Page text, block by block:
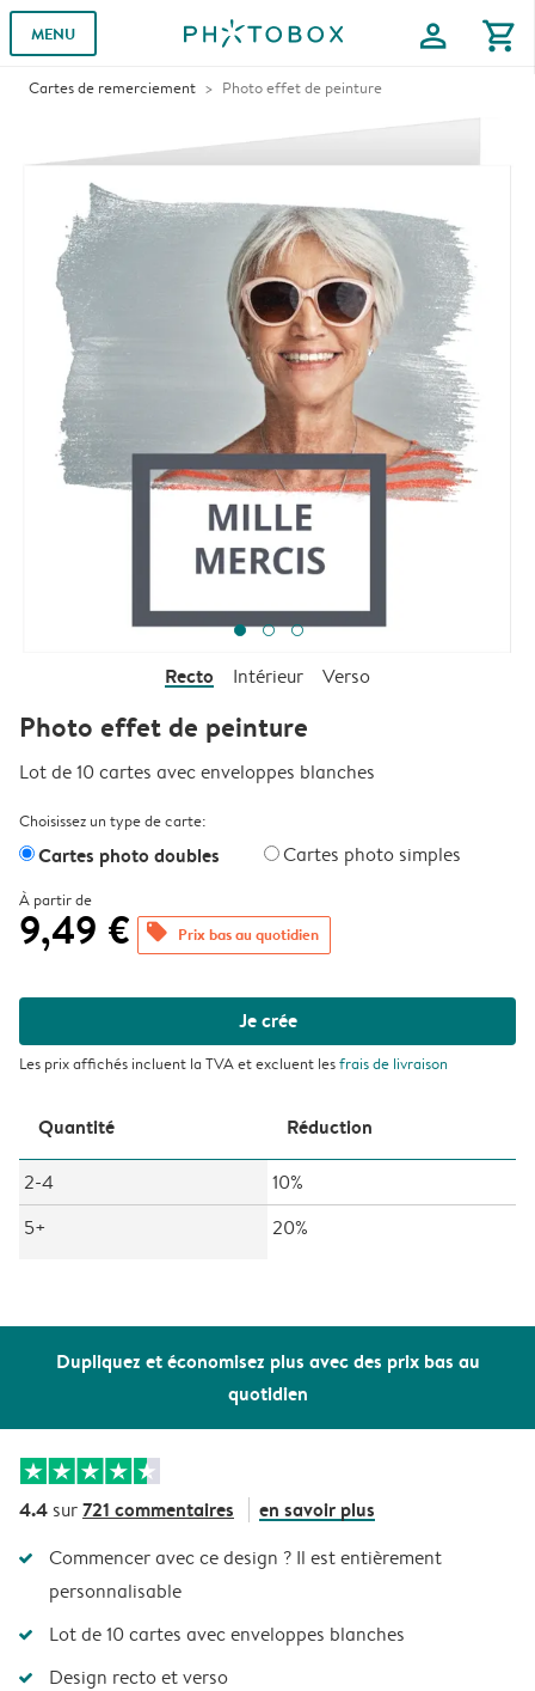
MENU profile shopping_cart
Cartes de remerciement Photo effet de peinture
Dupliquez et économisez plus avec des prix bas au
quotidien
Recto Intérieur Verso
Photo effet de peinture
Lot de 10 cartes avec enveloppes blanches
Choisissez un type de carte:
Cartes photo doubles Cartes photo simples
À partir de
9,49 € offers Prix bas au quotidien
Je crée
Les prix affichés incluent la TVA et excluent lesfrais de livraison
Quantité Réduction
2-4
10%
5+
20%
4.4 sur721 commentaires en savoir plus
Commencer avec ce design ? Il est entièrement
personnalisable
Lot de 10 cartes avec enveloppes blanches
Design recto et verso